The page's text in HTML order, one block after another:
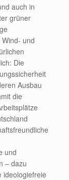
auch in
grüner
und
Die
Ausbau
die
und
– dazu
ideologiefreie